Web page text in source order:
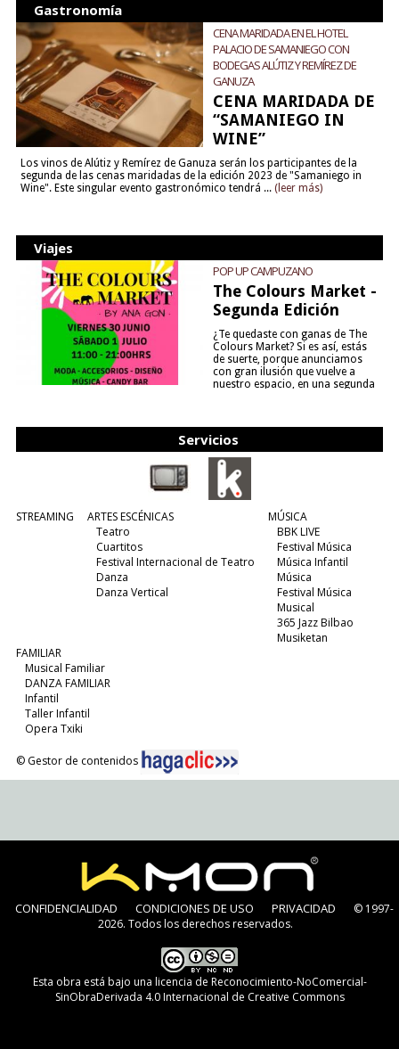
Gastronomía
CENA MARIDADA EN EL HOTEL
PALACIO DE SAMANIEGO CON
BODEGAS ALÚTIZ Y REMÍREZ DE
GANUZA
CENA MARIDADA DE
“SAMANIEGO IN
WINE”
Los vinos de Alútiz y Remírez de Ganuza serán los participantes de la
segunda de las cenas maridadas de la edición 2023 de "Samaniego in
Wine". Este singular evento gastronómico tendrá ... (leer más)
Viajes
POP UP CAMPUZANO
The Colours Market -
Segunda Edición
¿Te quedaste con ganas de The
Colours Market? Si es así, estás
de suerte, porque anunciamos
con gran ilusión que vuelve a
nuestro espacio, en una segunda
Servicios
STREAMING
ARTES ESCÉNICAS
Teatro
Cuartitos
Festival Internacional de Teatro
Danza
Danza Vertical
MÚSICA
BBK LIVE
Festival Música
Música Infantil
Música
Festival Música
Musical
365 Jazz Bilbao
Musiketan
FAMILIAR
Musical Familiar
DANZA FAMILIAR
Infantil
Taller Infantil
Opera Txiki
© Gestor de contenidos
CONFIDENCIALIDAD CONDICIONES DE USO PRIVACIDAD
© 1997-
2026. Todos los derechos reservados.
Esta obra está bajo una licencia de Reconocimiento-NoComercial-
SinObraDerivada 4.0 Internacional de Creative Commons